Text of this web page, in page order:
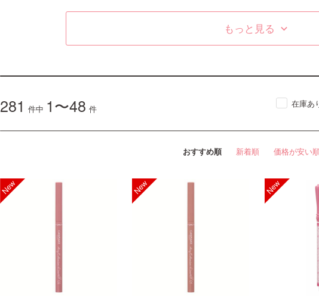
もっと見る keyboard_arrow_down
281 件中 1〜48 件 在庫あ
おすすめ順 新着順 価格が安い